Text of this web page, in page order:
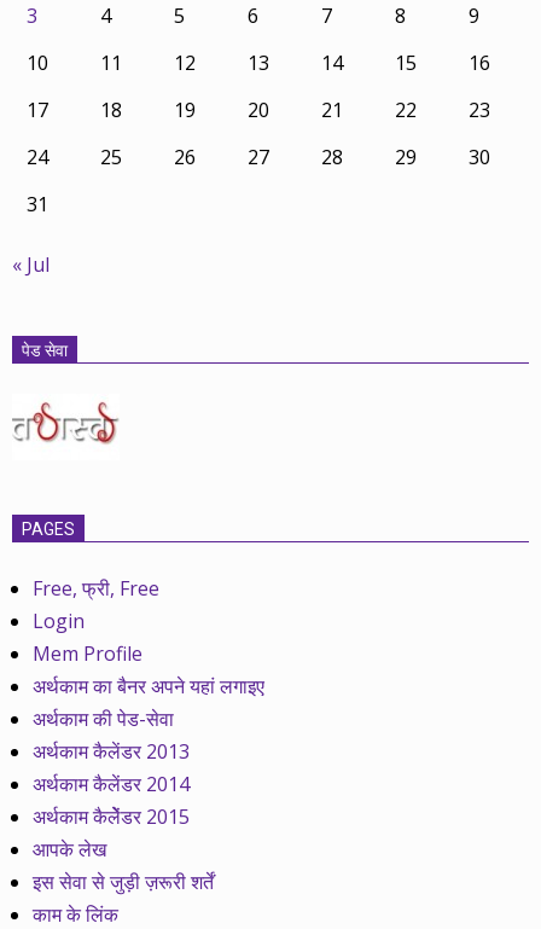
3
4 5 6 7 8
9
10
11 12 13 14 15
16
17
18 19 20 21 22
23
24
25 26 27 28 29
30
31
« Jul
पेड सेवा
PAGES
Free, फ्री, Free
Login
Mem Profile
अर्थकाम का बैनर अपने यहां लगाइए
अर्थकाम की पेड-सेवा
अर्थकाम कैलेंडर 2013
अर्थकाम कैलेंडर 2014
अर्थकाम कैलेेंडर 2015
आपके लेख
इस सेवा से जुड़ी ज़रूरी शर्तें
काम के लिंक